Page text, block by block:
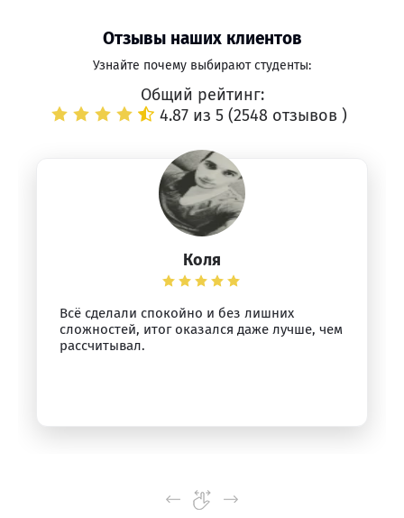
Отзывы наших клиентов
Узнайте почему выбирают студенты:
Общий рейтинг:
4.87 из 5 (2548 отзывов )
Коля
Всё сделали спокойно и без лишних
сложностей, итог оказался даже лучше, чем
рассчитывал.